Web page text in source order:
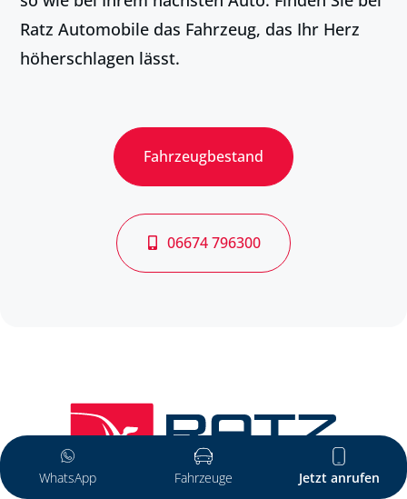
Ratz Automobile das Fahrzeug, das Ihr Herz
höherschlagen lässt.
Fahrzeugbestand
06674 796300
WhatsApp Fahrzeuge Jetzt anrufen